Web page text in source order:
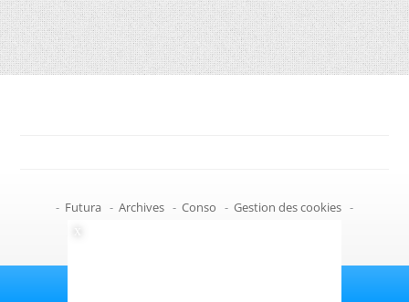
- Futura - Archives - Conso - Gestion des cookies -